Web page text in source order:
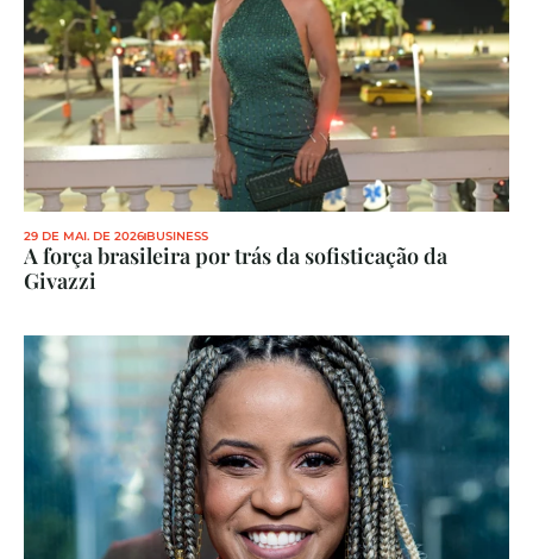
29 DE MAI. DE 2026 BUSINESS
A força brasileira por trás da sofisticação da
Givazzi